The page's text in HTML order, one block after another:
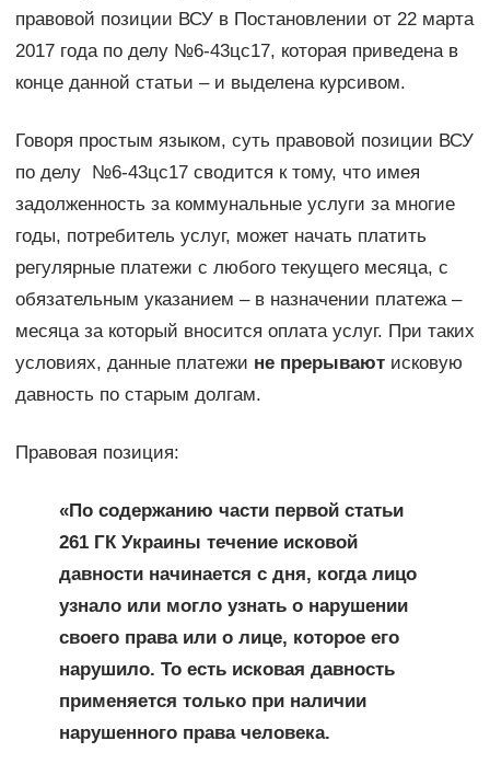
правовой позиции ВСУ в Постановлении от 22 марта
2017 года по делу №6-43цс17, которая приведена в
конце данной статьи – и выделена курсивом.
Говоря простым языком, суть правовой позиции ВСУ
по делу №6-43цс17 сводится к тому, что имея
задолженность за коммунальные услуги за многие
годы, потребитель услуг, может начать платить
регулярные платежи с любого текущего месяца, с
обязательным указанием – в назначении платежа –
месяца за который вносится оплата услуг. При таких
условиях, данные платежи не прерываютисковую
давность по старым долгам.
Правовая позиция:
«По содержанию части первой статьи
261 ГК Украины течение исковой
давности начинается с дня, когда лицо
узнало или могло узнать о нарушении
своего права или о лице, которое его
нарушило. То есть исковая давность
применяется только при наличии
нарушенного права человека.